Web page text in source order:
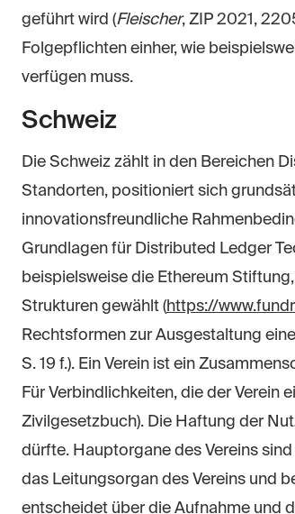
geführt wird (Fleischer, ZIP 2021,
Folgepflichten einher, wie
verfügen muss.
Schweiz
Die Schweiz zählt in den Bereichen
Standorten, positioniert sich
innovationsfreundliche
Grundlagen für Distributed Ledger
beispielsweise die Ethereum
Strukturen gewählt (https://
Rechtsformen zur Ausgestaltung
S. 19 f.). Ein Verein ist ein
Für Verbindlichkeiten, die der Verein
Zivilgesetzbuch). Die Haftung der
dürfte. Hauptorgane des Vereins
das Leitungsorgan des Vereins und
entscheidet über die Aufnahme und